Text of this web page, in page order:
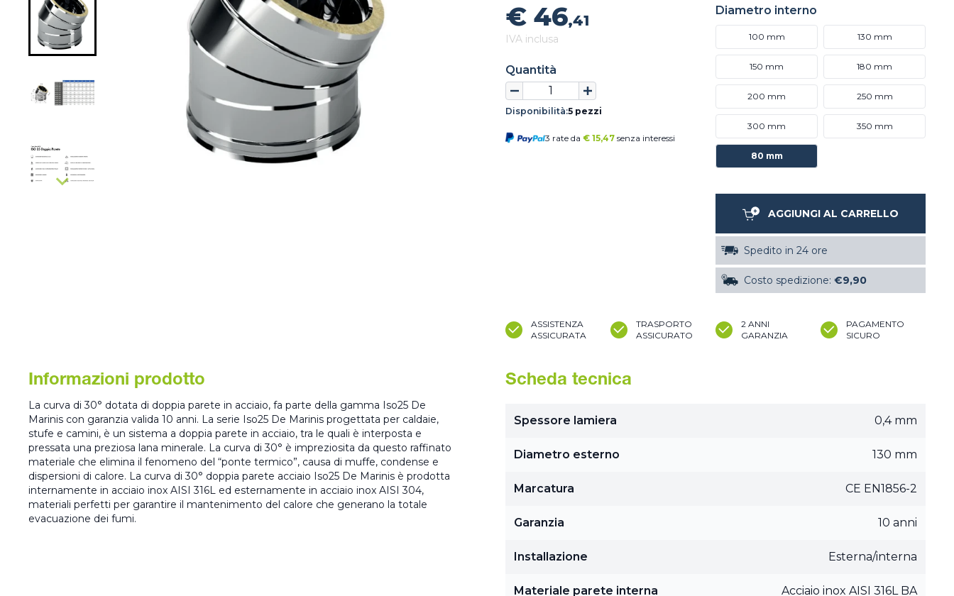
€ 46,41
IVA inclusa
Quantità
Disponibilità:5 pezzi
3 rate da € 15,47 senza interessi
Diametro interno
100 mm 130 mm
150 mm 180 mm
200 mm 250 mm
300 mm 350 mm
80 mm
AGGIUNGI AL CARRELLO
Spedito in 24 ore
Costo spedizione: €9,90
ASSISTENZA
ASSICURATA
TRASPORTO
ASSICURATO
2 ANNI
GARANZIA
PAGAMENTO
SICURO
Informazioni prodotto
La curva di 30° dotata di doppia parete in acciaio, fa parte della gamma Iso25 De
Marinis con garanzia valida 10 anni. La serie Iso25 De Marinis progettata per caldaie,
stufe e camini, è un sistema a doppia parete in acciaio, tra le quali è interposta e
pressata una preziosa lana minerale. La curva di 30° è impreziosita da questo raffinato
materiale che elimina il fenomeno del “ponte termico”, causa di muffe, condense e
dispersioni di calore. La curva di 30° doppia parete acciaio Iso25 De Marinis è prodotta
internamente in acciaio inox AISI 316L ed esternamente in acciaio inox AISI 304,
materiali perfetti per garantire il mantenimento del calore che generano la totale
evacuazione dei fumi.
Scheda tecnica
Spessore lamiera 0,4 mm
Diametro esterno 130 mm
Marcatura CE EN1856-2
Garanzia 10 anni
Installazione Esterna/interna
Materiale parete interna Acciaio inox AISI 316L BA